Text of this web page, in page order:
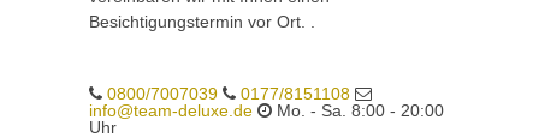
Besichtigungstermin vor Ort. .
0800/7007039
0177/8151108
info@team-deluxe.de
Mo. - Sa. 8:00 - 20:00
Uhr